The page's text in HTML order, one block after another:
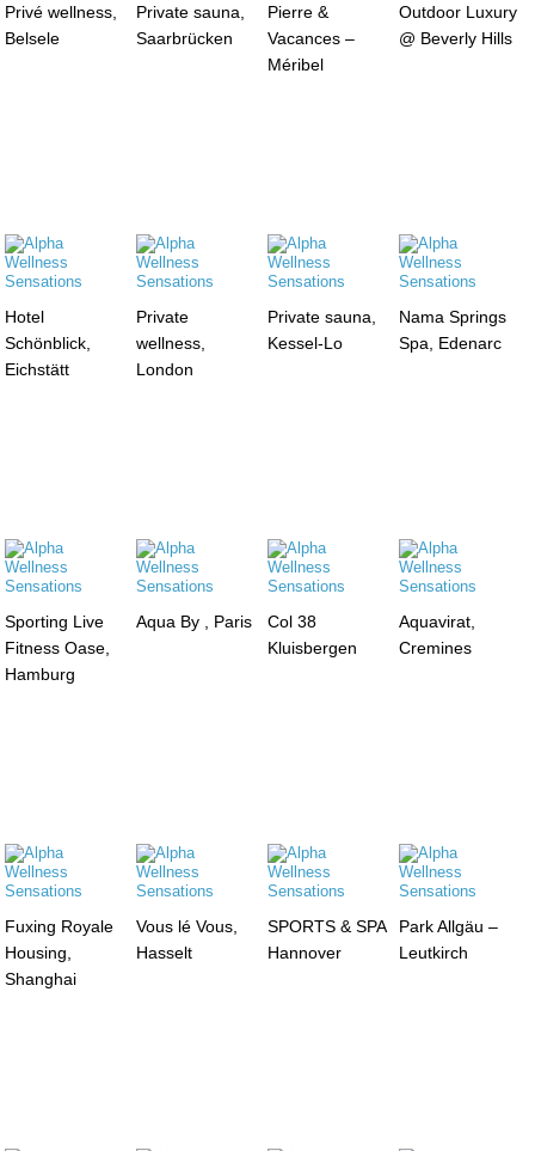
Privé wellness,
Belsele
Private sauna,
Saarbrücken
Pierre &
Vacances –
Méribel
Outdoor Luxury
@ Beverly Hills
Hotel
Schönblick,
Eichstätt
Private
wellness,
London
Private sauna,
Kessel-Lo
Nama Springs
Spa, Edenarc
Sporting Live
Fitness Oase,
Hamburg
Aqua By , Paris
Col 38
Kluisbergen
Aquavirat,
Cremines
Fuxing Royale
Housing,
Shanghai
Vous lé Vous,
Hasselt
SPORTS & SPA
Hannover
Park Allgäu –
Leutkirch